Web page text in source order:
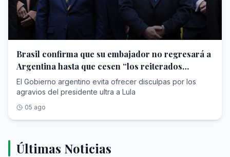
Brasil confirma que su embajador no regresará a
Argentina hasta que cesen “los reiterados
insultos y agresiones” de Milei
El Gobierno argentino evita ofrecer disculpas por los
agravios del presidente ultra a Lula
05 ago
Últimas Noticias